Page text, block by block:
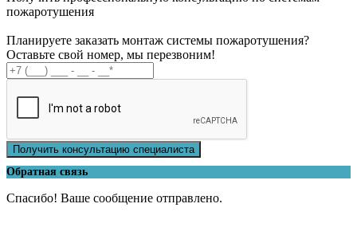
пожаротушения
Планируете заказать монтаж системы пожаротушения?
Оставьте свой номер, мы перезвоним!
Получить консультацию специалиста
Обратная связь
Спасибо! Ваше сообщение отправлено.